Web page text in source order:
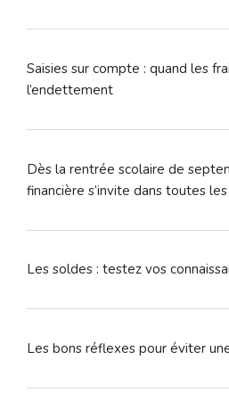
Saisies sur compte : quand les
l’endettement
Dès la rentrée scolaire de
financière s’invite dans toutes
Les soldes : testez vos
Les bons réflexes pour éviter